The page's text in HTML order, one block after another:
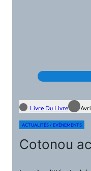
Livre Du Livre
ACTUALITÉS / EVÉNEMENTS
Cotonou